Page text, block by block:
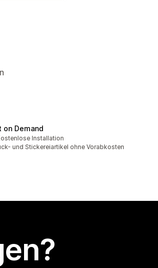
on Demand
insgesamtInstallation
und Stickereiartikel ohne Vorabkosten